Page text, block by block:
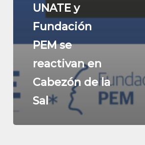
UNATE y
Fundación
PEM se
reactivan en
Cabezón de la
Sal